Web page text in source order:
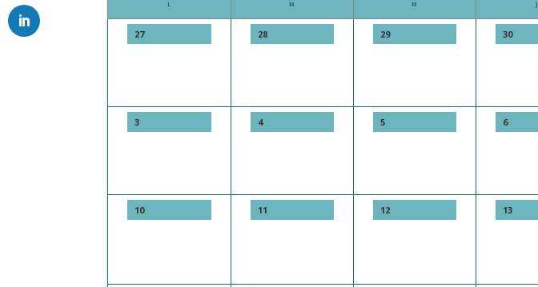
L M M J
27 28 29 30
3 4 5 6
10 11 12 13